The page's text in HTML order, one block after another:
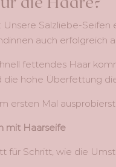
Unsere Salzliebe-
auch erfolgreich
fettendes Haar
die hohe Überfettung
ersten Mal
mit Haarseife
für Schritt, wie die